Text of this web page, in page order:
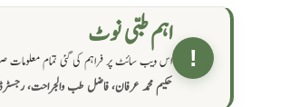
!
اہم طبی نوٹ
اس ویب سائٹ پر فراہم کی گئی تمام معلومات
حکیم محمد عرفان، فاضل طب والجراحت،